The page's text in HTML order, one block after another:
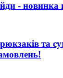
- новинка
та